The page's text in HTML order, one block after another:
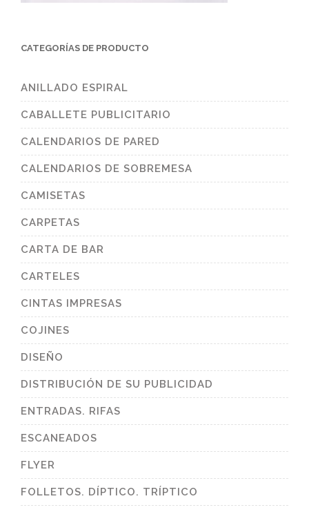
CATEGORÍAS DE PRODUCTO
ANILLADO ESPIRAL
CABALLETE PUBLICITARIO
CALENDARIOS DE PARED
CALENDARIOS DE SOBREMESA
CAMISETAS
CARPETAS
CARTA DE BAR
CARTELES
CINTAS IMPRESAS
COJINES
DISEÑO
DISTRIBUCIÓN DE SU PUBLICIDAD
ENTRADAS. RIFAS
ESCANEADOS
FLYER
FOLLETOS. DÍPTICO. TRÍPTICO